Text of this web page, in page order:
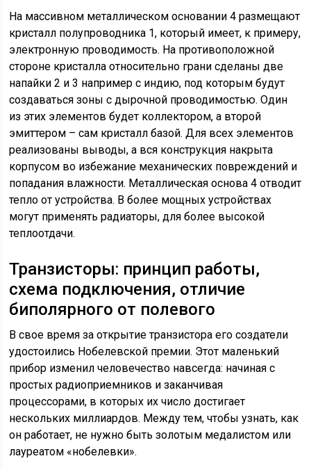
На массивном металлическом основании 4 размещают
кристалл полупроводника 1, который имеет, к примеру,
электронную проводимость. На противоположной
стороне кристалла относительно грани сделаны две
напайки 2 и 3 например с индию, под которым будут
создаваться зоны с дырочной проводимостью. Один
из этих элементов будет коллектором, а второй
эмиттером – сам кристалл базой. Для всех элементов
реализованы выводы, а вся конструкция накрыта
корпусом во избежание механических повреждений и
попадания влажности. Металлическая основа 4 отводит
тепло от устройства. В более мощных устройствах
могут применять радиаторы, для более высокой
теплоотдачи.
Транзисторы: принцип работы,​
схема подключения, отличие
биполярного от полевого
В свое время за открытие транзистора его создатели
удостоились Нобелевской премии. Этот маленький
прибор изменил человечество навсегда: начиная с
простых радиоприемников и заканчивая
процессорами, в которых их число достигает
нескольких миллиардов. Между тем, чтобы узнать, как
он работает, не нужно быть золотым медалистом или
лауреатом «нобелевки».